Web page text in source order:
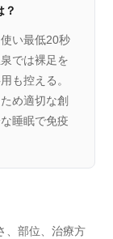
？
い最低20秒
では裸足を
も控える。
め適切な創
睡眠で免疫
、部位、治療方